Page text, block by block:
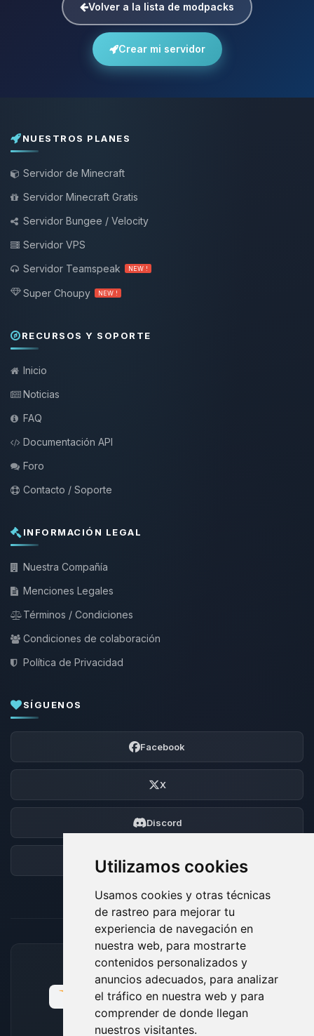
Utilizamos cookies
Usamos cookies y otras técnicas
de rastreo para mejorar tu
experiencia de navegación en
nuestra web, para mostrarte
contenidos personalizados y
anuncios adecuados, para analizar
el tráfico en nuestra web y para
comprender de donde llegan
nuestros visitantes.
Volver a la lista de modpacks
Crear mi servidor
NUESTROS PLANES
Servidor de Minecraft
Servidor Minecraft Gratis
Servidor Bungee / Velocity
Servidor VPS
Servidor Teamspeak
NEW !
Super Choupy NEW !
RECURSOS Y SOPORTE
Inicio
Noticias
FAQ
Documentación API
Foro
Contacto / Soporte
INFORMACIÓN LEGAL
Nuestra Compañía
Menciones Legales
Términos / Condiciones
Condiciones de colaboración
Política de Privacidad
SÍGUENOS
Facebook
X
Discord
Foro
MÉTODOS DE PAGO ACEPTADOS